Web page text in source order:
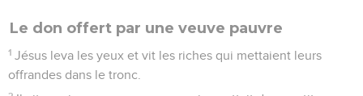
Le don offert par une veuve pauvre
1 Jésus leva les yeux et vit les riches qui mettaient leurs
offrandes dans le tronc.